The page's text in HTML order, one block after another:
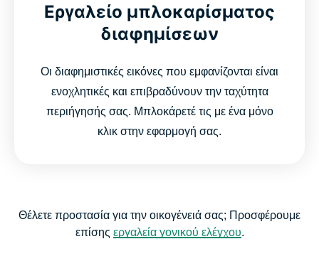
Εργαλείο μπλοκαρίσματος
διαφημίσεων
Οι διαφημιστικές εικόνες που εμφανίζονται είναι
ενοχλητικές και επιβραδύνουν την ταχύτητα
περιήγησής σας. Μπλοκάρετέ τις με ένα μόνο
κλικ στην εφαρμογή σας.
Θέλετε προστασία για την οικογένειά σας; Προσφέρουμε
επίσης εργαλεία γονικού ελέγχου.